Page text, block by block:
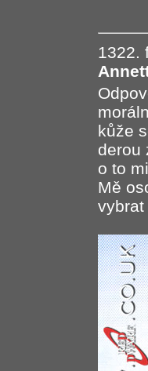
1322.
kůže
derou
o to
Mě
vybrat